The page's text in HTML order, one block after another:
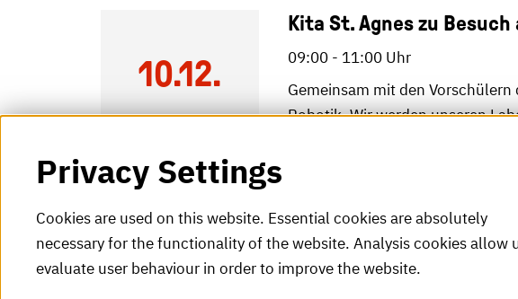
10.12.
Kita St. Agnes zu Besuch
09:00 - 11:00 Uhr
Gemeinsam mit den
Robotik. Wir werden unseren
Privacy Settings
Cookies are used on this website. Essential cookies are absolutely
necessary for the functionality of the website. Analysis cookies allow
evaluate user behaviour in order to improve the website.